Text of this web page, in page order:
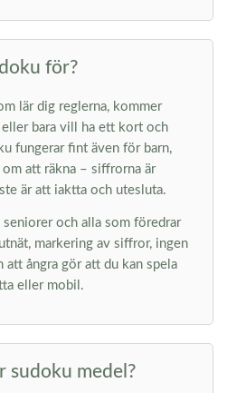
för?
lär dig reglerna, kommer
bara vill ha ett kort och
fungerar fint även för barn,
att räkna – siffrorna är
är att iaktta och utesluta.
seniorer och alla som föredrar
markering av siffror, ingen
ångra gör att du kan spela
eller mobil.
sudoku medel?